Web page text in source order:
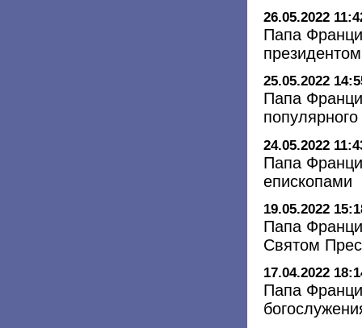
26.05.2022
Папа
25.05.2022
Папа
24.05.2022
Папа
епископами
19.05.2022
Папа
Святом
17.04.2022
Папа